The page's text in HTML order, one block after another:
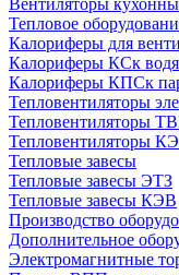
Вентиляторы
Тепловое
Калориферы для
Калориферы КСк
Калориферы КПСк
Тепловентиляторы
Тепловентиляторы
Тепловентиляторы
Тепловые завесы
Тепловые завесы ЭТЗ
Тепловые завесы КЭВ
Производство
Дополнительное
Электромагнитные